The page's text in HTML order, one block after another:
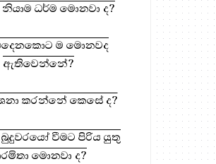
නියාම ධර්ම මොනවා ද?
ම මොනවද
ඇතිවෙන්නේ?
කරන්නේ කෙසේ ද?
බුදුවරයෝ වීමට පිරිය යුතු
මොනවා ද?